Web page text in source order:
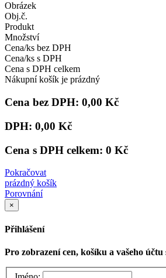
Obrázek
Obj.č.
Produkt
Množství
Cena/ks bez DPH
Cena/ks s DPH
Cena s DPH celkem
Nákupní košík je prázdný
Cena bez DPH: 0,00 Kč
DPH: 0,00 Kč
Cena s DPH celkem: 0 Kč
Pokračovat
prázdný košík
Porovnání
×
Přihlášení
Pro zobrazení cen, košíku a vašeho